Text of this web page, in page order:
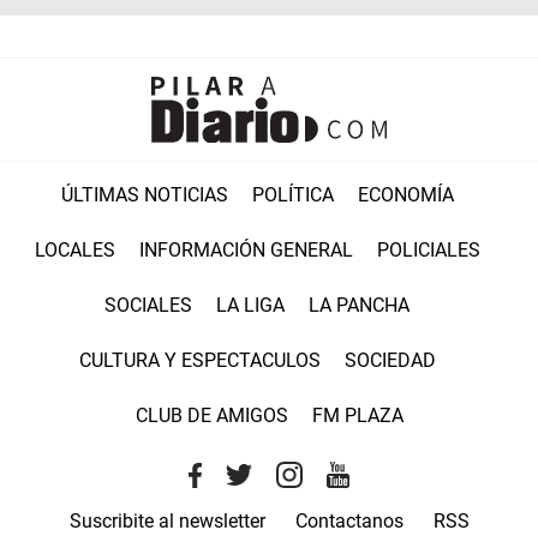
ÚLTIMAS NOTICIAS POLÍTICA ECONOMÍA
LOCALES INFORMACIÓN GENERAL POLICIALES
SOCIALES LA LIGA LA PANCHA
CULTURA Y ESPECTACULOS SOCIEDAD
CLUB DE AMIGOS FM PLAZA
Suscribite al newsletter Contactanos RSS